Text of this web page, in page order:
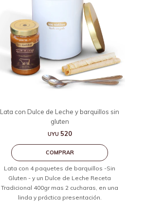
Lata con Dulce de Leche y barquillos sin
gluten
UYU 520
Lata con 4 paquetes de barquillos -Sin
Gluten - y un Dulce de Leche Receta
Tradicional 400gr mas 2 cucharas, en una
linda y práctica presentación.